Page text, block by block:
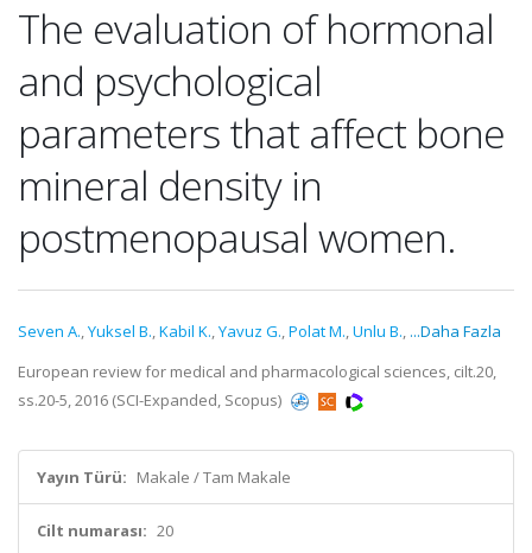
The evaluation of hormonal
and psychological
parameters that affect bone
mineral density in
postmenopausal women.
Seven A.,Yuksel B.,Kabil K.,Yavuz G.,Polat M.,Unlu B., ...Daha Fazla
European review for medical and pharmacological sciences, cilt.20,
ss.20-5, 2016 (SCI-Expanded, Scopus)
Yayın Türü: Makale / Tam Makale
Cilt numarası: 20